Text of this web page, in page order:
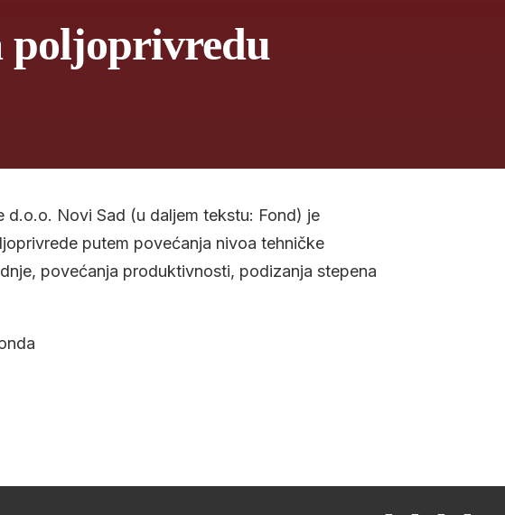
poljoprivredu
Novi Sad (u daljem tekstu: Fond) je
putem povećanja nivoa tehničke
povećanja produktivnosti, podizanja stepena